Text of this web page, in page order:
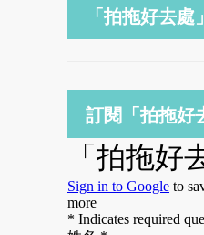
「拍拖好去處
訂閱「拍拖好